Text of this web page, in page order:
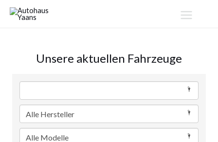
Inhalt
MAIN
Unsere aktuellen Fahrzeuge